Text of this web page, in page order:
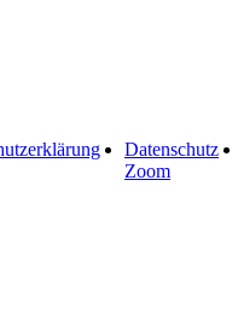
Datenschutz
Zoom